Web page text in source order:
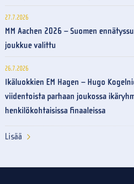
27.7.2026
MM Aachen 2026 – Suomen
joukkue valittu
26.7.2026
Ikäluokkien EM Hagen – Hugo
viidentoista parhaan joukossa
henkilökohtaisissa finaaleissa
Lisää